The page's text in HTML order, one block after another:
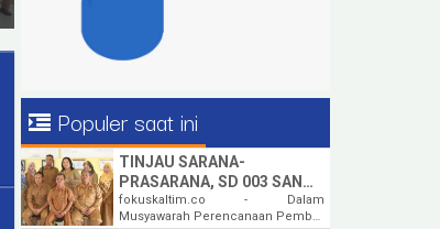
Populer saat ini
TINJAU SARANA-
PRASARANA, SD 003 SAN…
fokuskaltim.co - Dalam
Musyawarah Perencanaan Pemb…